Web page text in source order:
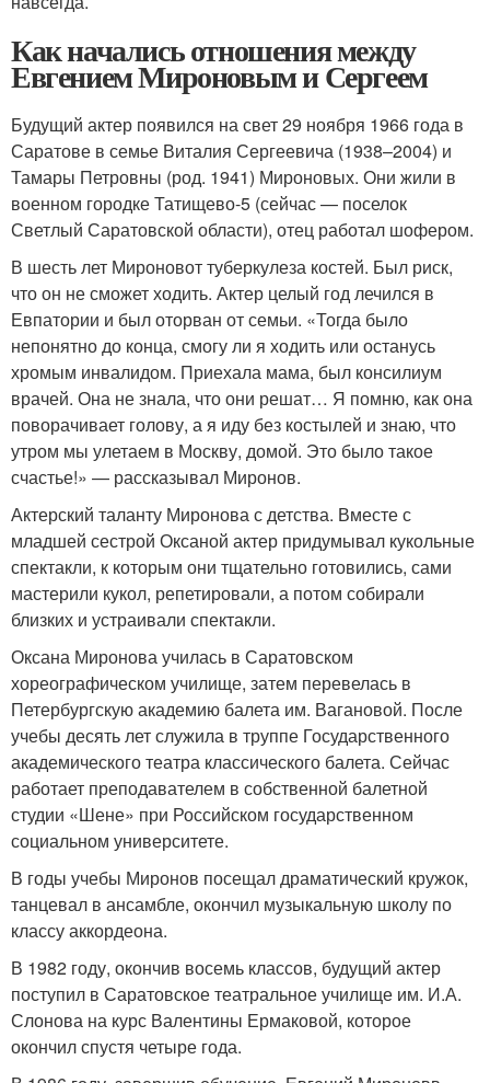
Как начались отношения между
Евгением Мироновым и Сергеем
Будущий актер появился на свет 29 ноября 1966 года в
Саратове в семье Виталия Сергеевича (1938–2004) и
Тамары Петровны (род. 1941) Мироновых. Они жили в
военном городке Татищево-5 (сейчас — поселок
Светлый Саратовской области), отец работал шофером.
В шесть лет Мироновот туберкулеза костей. Был риск,
что он не сможет ходить. Актер целый год лечился в
Евпатории и был оторван от семьи. «Тогда было
непонятно до конца, смогу ли я ходить или останусь
хромым инвалидом. Приехала мама, был консилиум
врачей. Она не знала, что они решат… Я помню, как она
поворачивает голову, а я иду без костылей и знаю, что
утром мы улетаем в Москву, домой. Это было такое
счастье!» — рассказывал Миронов.
Актерский таланту Миронова с детства. Вместе с
младшей сестрой Оксаной актер придумывал кукольные
спектакли, к которым они тщательно готовились, сами
мастерили кукол, репетировали, а потом собирали
близких и устраивали спектакли.
Оксана Миронова училась в Саратовском
хореографическом училище, затем перевелась в
Петербургскую академию балета им. Вагановой. После
учебы десять лет служила в труппе Государственного
академического театра классического балета. Сейчас
работает преподавателем в собственной балетной
студии «Шене» при Российском государственном
социальном университете.
В годы учебы Миронов посещал драматический кружок,
танцевал в ансамбле, окончил музыкальную школу по
классу аккордеона.
В 1982 году, окончив восемь классов, будущий актер
поступил в Саратовское театральное училище им. И.А.
Слонова на курс Валентины Ермаковой, которое
окончил спустя четыре года.